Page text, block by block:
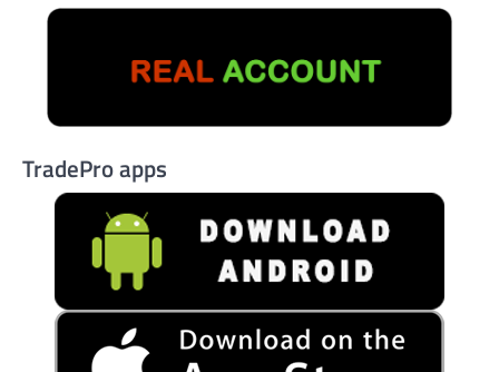
TradePro apps